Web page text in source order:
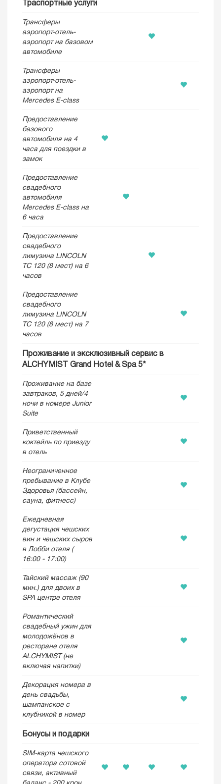
Траспортные услуги
Трансферы
аэропоpт-отель-
аэропорт на базовом
автомобиле
Трансферы
аэропоpт-отель-
аэропорт на
Mercedes E-class
Предоставление
базового
автомобиля на 4
часа для поездки в
замок
Предоставление
свадебного
автомобиля
Mercedes E-class на
6 часа
Предоставление
свадебного
лимузина LINCOLN
TC 120 (8 мест) на 6
часов
Предоставление
свадебного
лимузина LINCOLN
TC 120 (8 мест) на 7
часов
Проживание и эксклюзивный сервис в
ALCHYMIST Grand Hotel & Spa 5*
Проживание на базе
завтраков, 5 дней/4
ночи в номере Junior
Suite
Приветственный
коктейль по приезду
в отель
Неограниченное
пребывание в Клубе
Здоровья (бассейн,
сауна, фитнесс)
Ежедневная
дегустация чешских
вин и чешских сыров
в Лобби отеля (
16:00 - 17:00)
Тайский массаж (90
мин.) для двоих в
SPA центре отеля
Романтический
свадебный ужин для
молодожёнов в
ресторане отеля
ALCHYMIST (не
включая напитки)
Декорация номера в
день свадьбы,
шампанское с
клубникой в номер
Бонусы и подарки
SIM-карта чешского
оператора сотовой
связи, активный